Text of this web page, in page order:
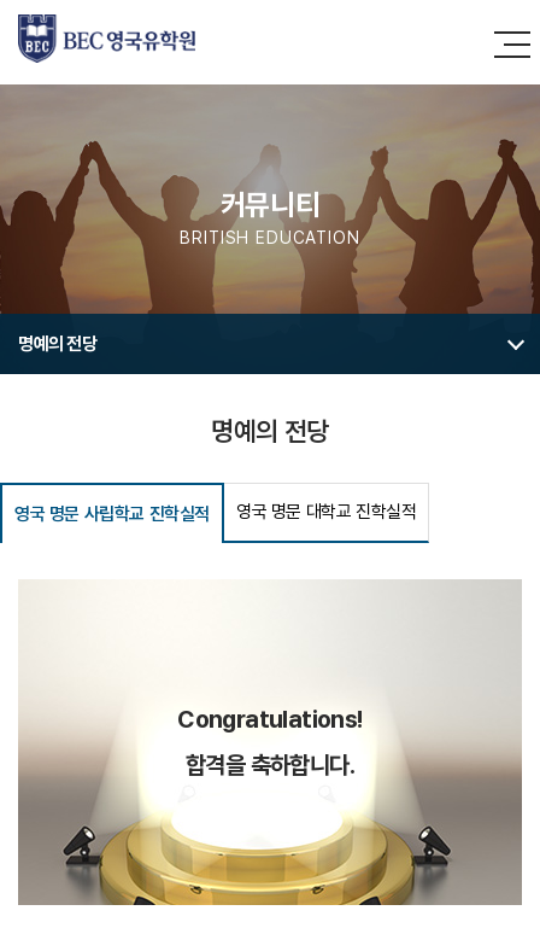
커뮤니티
BRITISH EDUCATION
명예의 전당
명예의 전당
영국 명문 사립학교 진학실적 영국 명문 대학교 진학실적
Congratulations!
합격을 축하합니다.